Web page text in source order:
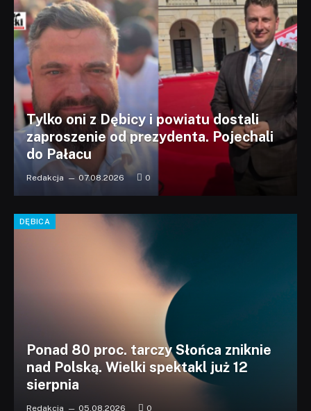
Tylko oni z Dębicy i powiatu dostali
zaproszenie od prezydenta. Pojechali
do Pałacu
Redakcja 07.08.2026 0
DĘBICA
Ponad 80 proc. tarczy Słońca zniknie
nad Polską. Wielki spektakl już 12
sierpnia
Redakcja 05.08.2026 0